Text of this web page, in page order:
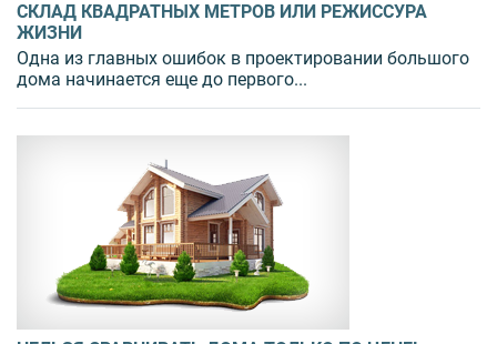
СКЛАД КВАДРАТНЫХ МЕТРОВ ИЛИ РЕЖИССУРА
ЖИЗНИ
Одна из главных ошибок в проектировании большого
дома начинается еще до первого...